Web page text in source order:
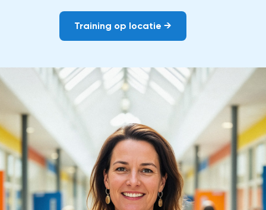
Training op locatie →